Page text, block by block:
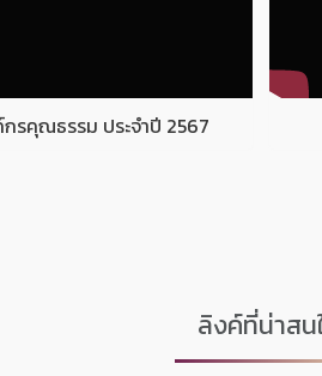
รคุณธรรม ประจำปี 2567
ลิงค์ที่น่าสน